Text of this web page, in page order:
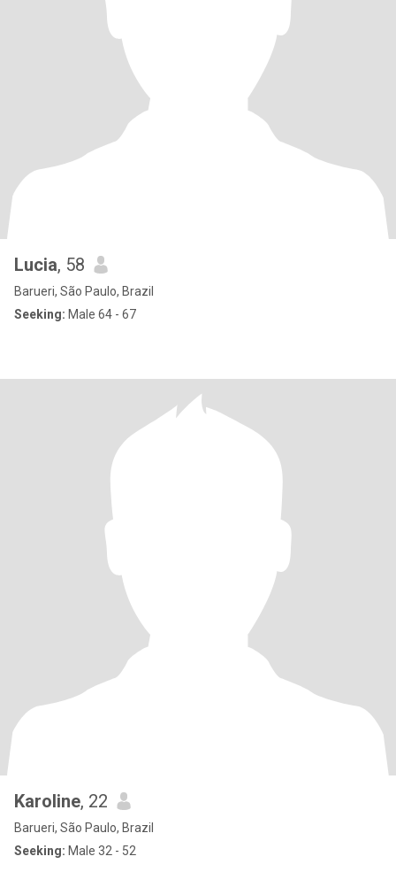
Lucia, 58
Barueri, São Paulo, Brazil
Seeking: Male 64 - 67
Karoline, 22
Barueri, São Paulo, Brazil
Seeking: Male 32 - 52